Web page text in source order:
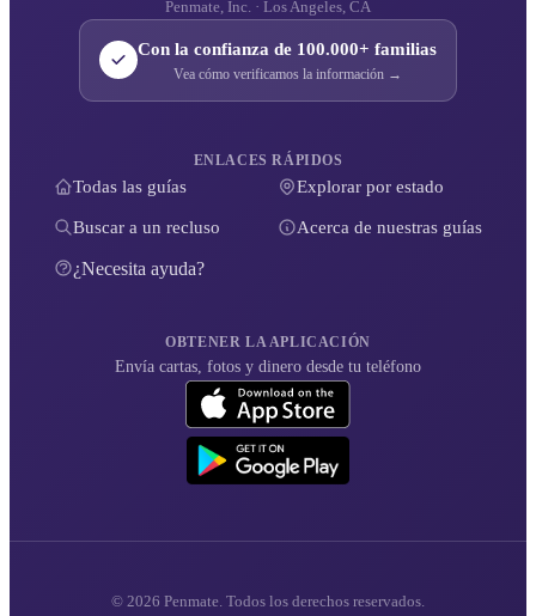
Penmate, Inc. · Los Angeles, CA
Con la confianza de 100.000+ familias
Vea cómo verificamos la información →
ENLACES RÁPIDOS
Todas las guías Explorar por estado
Buscar a un recluso Acerca de nuestras guías
¿Necesita ayuda?
OBTENER LA APLICACIÓN
Envía cartas, fotos y dinero desde tu teléfono
© 2026 Penmate. Todos los derechos reservados.